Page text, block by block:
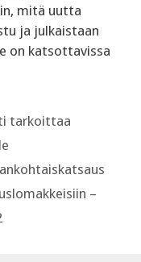
mitä uutta
ja julkaistaan
on katsottavissa
tarkoittaa
–